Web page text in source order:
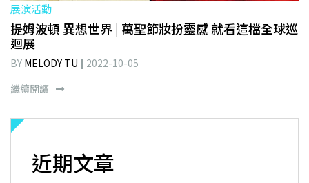
展演活動
提姆波頓 異想世界 | 萬聖節妝扮靈感 就看這檔全球巡
迴展
BY MELODY TU
2022-10-05
繼續閱讀
近期文章